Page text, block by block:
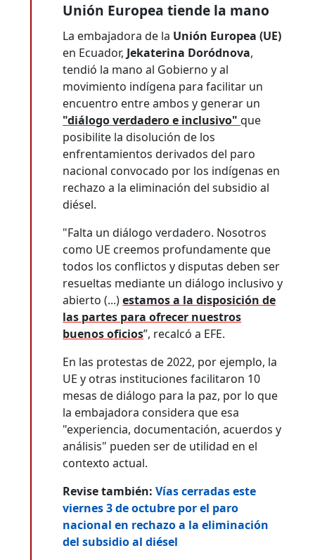
Unión Europea tiende la mano
La embajadora de la Unión Europea (UE)
en Ecuador, Jekaterina Doródnova,
tendió la mano al Gobierno y al
movimiento indígena para facilitar un
encuentro entre ambos y generar un
"diálogo verdadero e inclusivo"que
posibilite la disolución de los
enfrentamientos derivados del paro
nacional convocado por los indígenas en
rechazo a la eliminación del subsidio al
diésel.
"Falta un diálogo verdadero. Nosotros
como UE creemos profundamente que
todos los conflictos y disputas deben ser
resueltas mediante un diálogo inclusivo y
abierto (...)estamos a la disposición de
las partes para ofrecer nuestros
buenos oficios”, recalcó a EFE.
En las protestas de 2022, por ejemplo, la
UE y otras instituciones facilitaron 10
mesas de diálogo para la paz, por lo que
la embajadora considera que esa
"experiencia, documentación, acuerdos y
análisis" pueden ser de utilidad en el
contexto actual.
Revise también:Vías cerradas este
viernes 3 de octubre por el paro
nacional en rechazo a la eliminación
del subsidio al diésel